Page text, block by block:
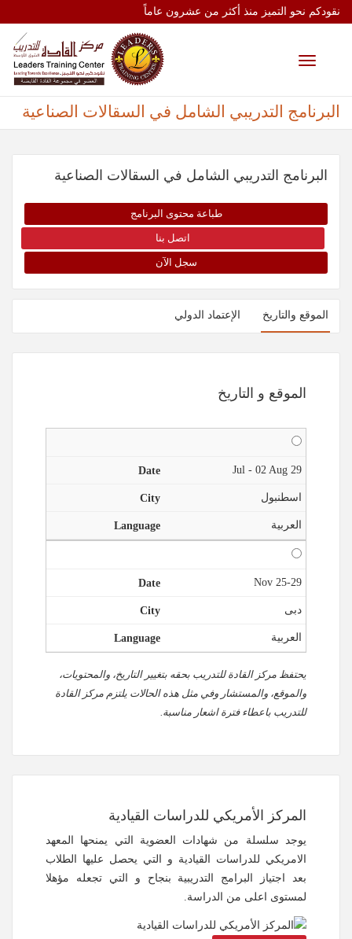
نقودكم نحو التميز منذ أكثر من عشرون عاماً
Toggle
البرنامج التدريبي الشامل في السقالات الصناعية
البرنامج التدريبي الشامل في السقالات الصناعية
طباعة محتوى البرنامج
اتصل بنا
سجل الآن
الموقع والتاريخ الإعتماد الدولي
الموقع و التاريخ
29 Jul - 02 Aug
اسطنبول
العربية
25-29 Nov
دبى
العربية
يحتفظ مركز القادة للتدريب بحقه بتغيير التاريخ، والمحتويات،
والموقع، والمستشار وفي مثل هذه الحالات يلتزم مركز القادة
للتدريب باعطاء فترة اشعار مناسبة.
المركز الأمريكي للدراسات القيادية
يوجد سلسلة من شهادات العضوية التي يمنحها المعهد
الامريكي للدراسات القيادية و التي يحصل عليها الطلاب
بعد اجتياز البرامج التدريبية بنجاح و التي تجعله مؤهلا
لمستوى اعلى من الدراسة.